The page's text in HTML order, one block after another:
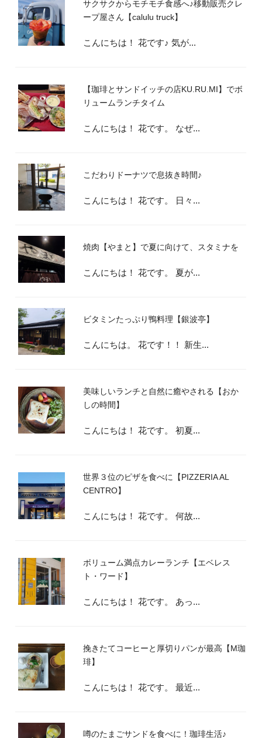
サクサクからモチモチ食感へ♪移動販売クレ
ープ屋さん【calulu truck】
こんにちは！ 花です♪ 気が...
【珈琲とサンドイッチの店KU.RU.MI】でボ
リュームランチタイム
こんにちは！ 花です。 なぜ...
こだわりドーナツで息抜き時間♪
こんにちは！ 花です。 日々...
焼肉【やまと】で夏に向けて、スタミナを
こんにちは！ 花です。 夏が...
ビタミンたっぷり鴨料理【銀波亭】
こんにちは。 花です！！ 新生...
美味しいランチと自然に癒やされる【おか
しの時間】
こんにちは！ 花です。 初夏...
世界３位のピザを食べに【PIZZERIA AL
CENTRO】
こんにちは！ 花です。 何故...
ボリューム満点カレーランチ【エベレス
ト・ワード】
こんにちは！ 花です。 あっ...
挽きたてコーヒーと厚切りパンが最高【М珈
琲】
こんにちは！ 花です。 最近...
噂のたまごサンドを食べに！珈琲生活♪